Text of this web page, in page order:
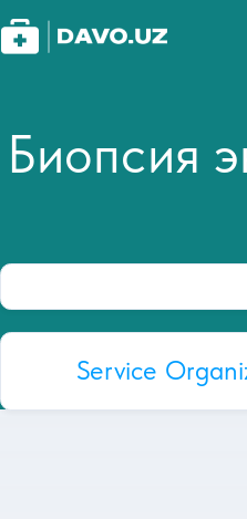
Биопсия
Service